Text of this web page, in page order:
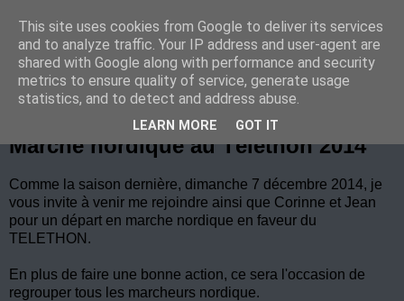
Marche Nordique au RIF
dimanche 16 novembre 2014
Marche nordique au Téléthon 2014
Comme la saison dernière, dimanche 7 décembre 2014, je
vous invite à venir me rejoindre ainsi que Corinne et Jean
pour un départ en marche nordique en faveur du
TELETHON.
En plus de faire une bonne action, ce sera l'occasion de
regrouper tous les marcheurs nordique.
This site uses cookies from Google to deliver its services
and to analyze traffic. Your IP address and user-agent are
shared with Google along with performance and security
metrics to ensure quality of service, generate usage
statistics, and to detect and address abuse.
LEARN MORE GOT IT